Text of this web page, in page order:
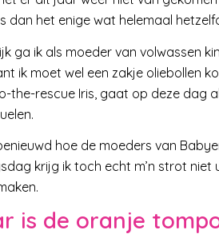
dan het enige wat helemaal
ga ik als moeder van volwassen
ik moet wel een zakje oliebollen
the-rescue Iris, gaat op deze dag
hoe de moeders van
krijg ik toch echt m’n strot niet
is de oranje